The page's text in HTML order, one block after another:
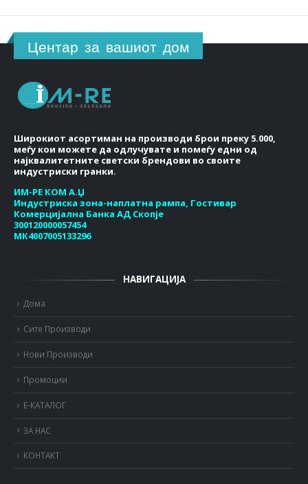
Центар за вашиот дом
Широкиот асортиман на производи брои преку 5.000,
меѓу кои можете да одлучувате и помеѓу едни од
најквалитетните светски брендови во своите
индустриски гранки.
ИМ-РЕ КОМ А.Џ
Индустриска зона-наплатна рампа, Гостивар
Комерцијална Банка АД Скопје
300120000057454
МК4007005133296
НАВИГАЦИЈА
Дома
Сите Производи
Нови Производи
Промоции
Е-КАТАЛОГ
ЗА НАС
КОНТАКТ